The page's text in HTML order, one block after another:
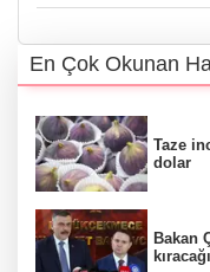
En Çok Okunan
Taze
dolar
Bakan